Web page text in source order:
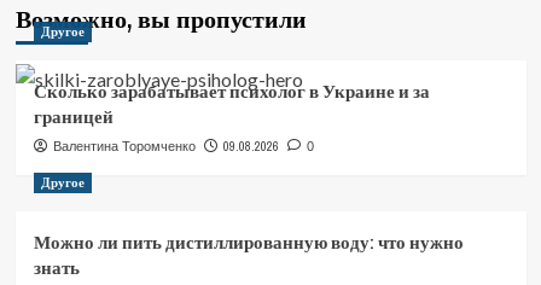
Возможно, вы пропустили
Другое
Сколько зарабатывает психолог в Украине и за
границей
Валентина Торомченко 09.08.2026 0
Другое
Можно ли пить дистиллированную воду: что нужно
знать